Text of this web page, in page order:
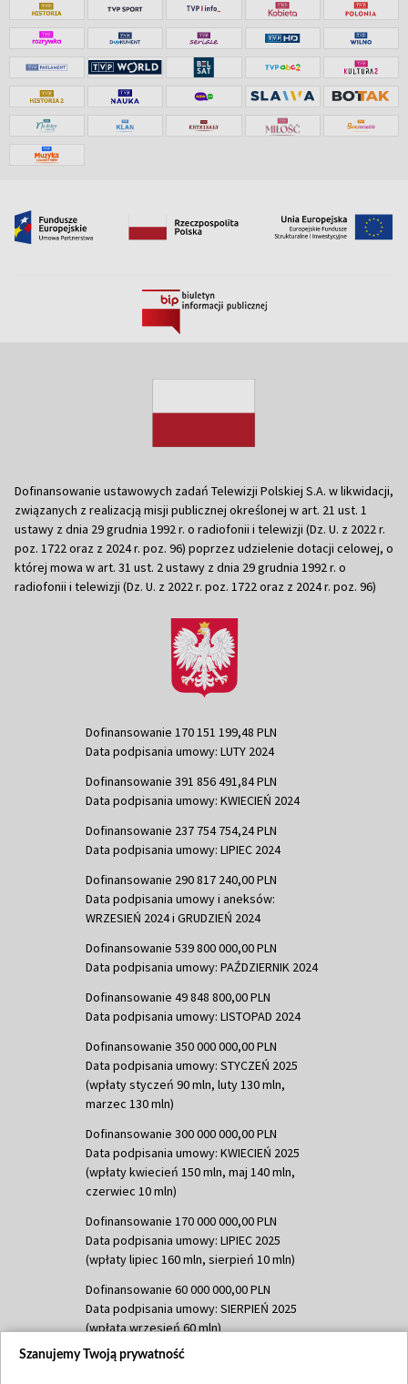
Dofinansowanie ustawowych zadań Telewizji Polskiej S.A. w likwidacji,
związanych z realizacją misji publicznej określonej w art. 21 ust. 1
ustawy z dnia 29 grudnia 1992 r. o radiofonii i telewizji (Dz. U. z 2022 r.
poz. 1722 oraz z 2024 r. poz. 96) poprzez udzielenie dotacji celowej, o
której mowa w art. 31 ust. 2 ustawy z dnia 29 grudnia 1992 r. o
radiofonii i telewizji (Dz. U. z 2022 r. poz. 1722 oraz z 2024 r. poz. 96)
Dofinansowanie 170 151 199,48 PLN
Data podpisania umowy: LUTY 2024
Dofinansowanie 391 856 491,84 PLN
Data podpisania umowy: KWIECIEŃ 2024
Dofinansowanie 237 754 754,24 PLN
Data podpisania umowy: LIPIEC 2024
Dofinansowanie 290 817 240,00 PLN
Data podpisania umowy i aneksów:
WRZESIEŃ 2024 i GRUDZIEŃ 2024
Dofinansowanie 539 800 000,00 PLN
Data podpisania umowy: PAŹDZIERNIK 2024
Dofinansowanie 49 848 800,00 PLN
Data podpisania umowy: LISTOPAD 2024
Dofinansowanie 350 000 000,00 PLN
Data podpisania umowy: STYCZEŃ 2025
(wpłaty styczeń 90 mln, luty 130 mln,
marzec 130 mln)
Dofinansowanie 300 000 000,00 PLN
Data podpisania umowy: KWIECIEŃ 2025
(wpłaty kwiecień 150 mln, maj 140 mln,
czerwiec 10 mln)
Dofinansowanie 170 000 000,00 PLN
Data podpisania umowy: LIPIEC 2025
(wpłaty lipiec 160 mln, sierpień 10 mln)
Dofinansowanie 60 000 000,00 PLN
Data podpisania umowy: SIERPIEŃ 2025
(wpłata wrzesień 60 mln)
Dofinansowanie 635 783 051,21 PLN
Szanujemy Twoją prywatność